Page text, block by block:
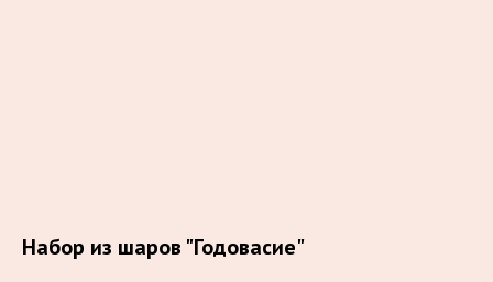
Набор из шаров "Годовасие"